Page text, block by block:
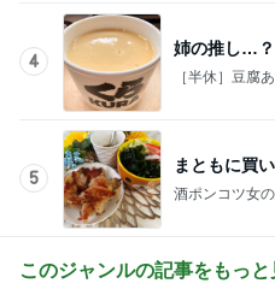
4
姉の推し…？
［半休］豆腐
5
まともに買
酒ポンコツ女
このジャンルの記事をもっと